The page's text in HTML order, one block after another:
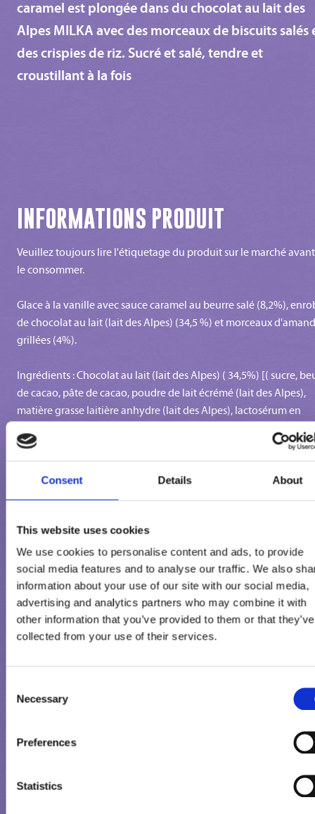
Consent Details About
This website uses cookies
We use cookies to personalise content and ads, to provide
social media features and to analyse our traffic. We also
information about your use of our site with our social media,
advertising and analytics partners who may combine it with
other information that you’ve provided to them or that they’ve
collected from your use of their services.
Selection
Necessary
Preferences
Statistics
caramel est plongée dans du chocolat au lait des
Alpes MILKA avec des morceaux de biscuits salés
des crispies de riz. Sucré et salé, tendre et
croustillant à la fois
INFORMATIONS PRODUIT
Veuillez toujours lire l'étiquetage du produit sur le marché
le consommer.
Glace à la vanille avec sauce caramel au beurre salé (8,2%),
de chocolat au lait (lait des Alpes) (34,5 %) et morceaux
grillées (4%).
Ingrédients : Chocolat au lait (lait des Alpes) ( 34,5%) [( sucre,
de cacao, pâte de cacao, poudre de lait écrémé (lait des Alpes),
matière grasse laitière anhydre (lait des Alpes), lactosérum en
polyglycérol)], lait écrémé réhydraté, sirop de glucose, sucre,
concentré, lactosérum en poudre, caramel au beurre salé 0,7%
(sirop de glucose, lait concentré sucré, beurre salé, eau, sucre,
farine de graines de caroube et gomme guar, pectines,
carotte, arôme naturel de vanille, sirop de sucre caramélisé,
de vanille épuisées broyées, sel.
Peut contenir : autres fruits à coque, arachides, gluten et
d'origine végétale.
NUTRITIONNELLES
portion*